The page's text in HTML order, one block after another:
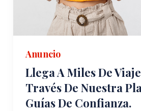
Anuncio
Llega A Miles De
Través De Nuestra
Guías De Confianza.